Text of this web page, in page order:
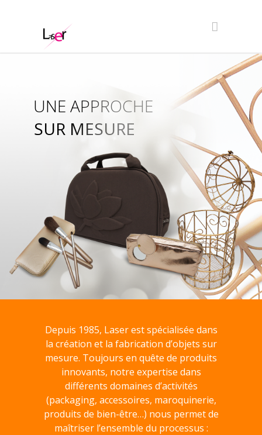
SUR MESURE
UNE APPROCHE
Depuis 1985, Laser est spécialisée dans
la création et la fabrication d’objets sur
mesure. Toujours en quête de produits
innovants, notre expertise dans
différents domaines d’activités
(packaging, accessoires, maroquinerie,
produits de bien-être…) nous permet de
maîtriser l’ensemble du processus :